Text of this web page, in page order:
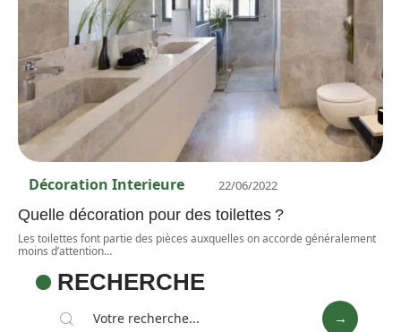
Décoration Interieure 22/06/2022
Quelle décoration pour des toilettes ?
Les toilettes font partie des pièces auxquelles on accorde généralement
moins d’attention…
RECHERCHE